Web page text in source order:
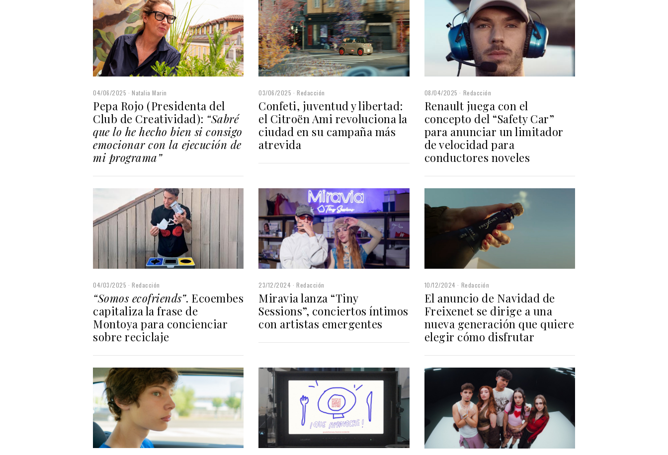
04/06/2025 Natalia Marin
Pepa Rojo (Presidenta del
Club de Creatividad): “Sabré
que lo he hecho bien si consigo
emocionar con la ejecución de
mi programa”
03/06/2025 Redacción
Confeti, juventud y libertad:
el Citroën Ami revoluciona la
ciudad en su campaña más
atrevida
08/04/2025 Redacción
Renault juega con el
concepto del “Safety Car”
para anunciar un limitador
de velocidad para
conductores noveles
04/03/2025 Redacción
“Somos ecofriends”. Ecoembes
capitaliza la frase de
Montoya para concienciar
sobre reciclaje
23/12/2024 Redacción
Miravia lanza “Tiny
Sessions”, conciertos íntimos
con artistas emergentes
10/12/2024 Redacción
El anuncio de Navidad de
Freixenet se dirige a una
nueva generación que quiere
elegir cómo disfrutar